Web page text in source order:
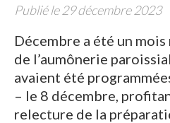
Publié le 29 décembre 2023
Décembre a été un
de l’aumônerie
avaient été
– le 8 décembre,
relecture de la